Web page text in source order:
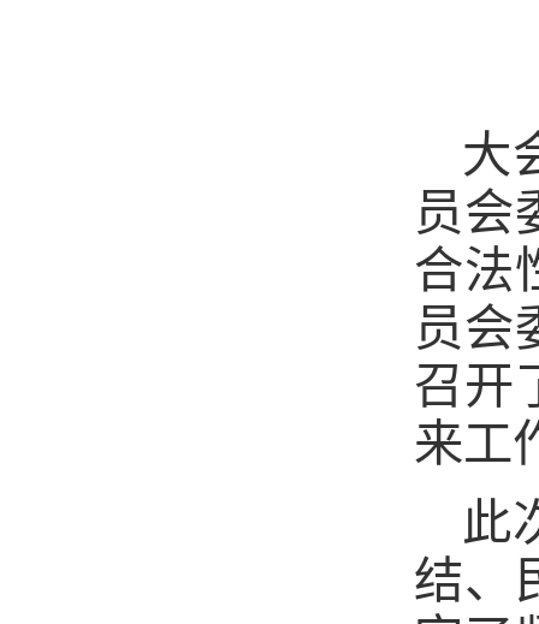
大
员会
合法
员会
召开
来工
此
结、